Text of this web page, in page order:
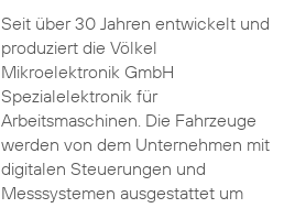
Seit über 30 Jahren entwickelt und
produziert die Völkel
Mikroelektronik GmbH
Spezialelektronik für
Arbeitsmaschinen. Die Fahrzeuge
werden von dem Unternehmen mit
digitalen Steuerungen und
Messsystemen ausgestattet um